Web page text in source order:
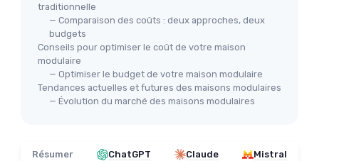
traditionnelle
— Comparaison des coûts : deux approches, deux
budgets
Conseils pour optimiser le coût de votre maison
modulaire
— Optimiser le budget de votre maison modulaire
Tendances actuelles et futures des maisons modulaires
— Évolution du marché des maisons modulaires
Résumer ChatGPT Claude Mistral